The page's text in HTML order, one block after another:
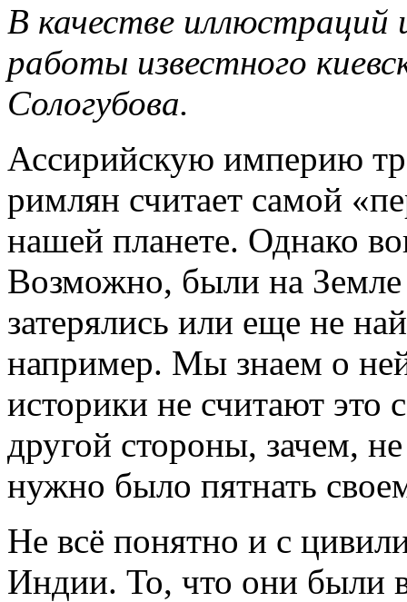
В качестве иллюстраций
работы известного
Сологубова.
Ассирийскую империю
римлян считает самой
нашей планете. Однако
Возможно, были на
затерялись или еще не
например. Мы знаем о
историки не считают это
другой стороны, зачем,
нужно было пятнать
Не всё понятно и с
Индии. То, что они были